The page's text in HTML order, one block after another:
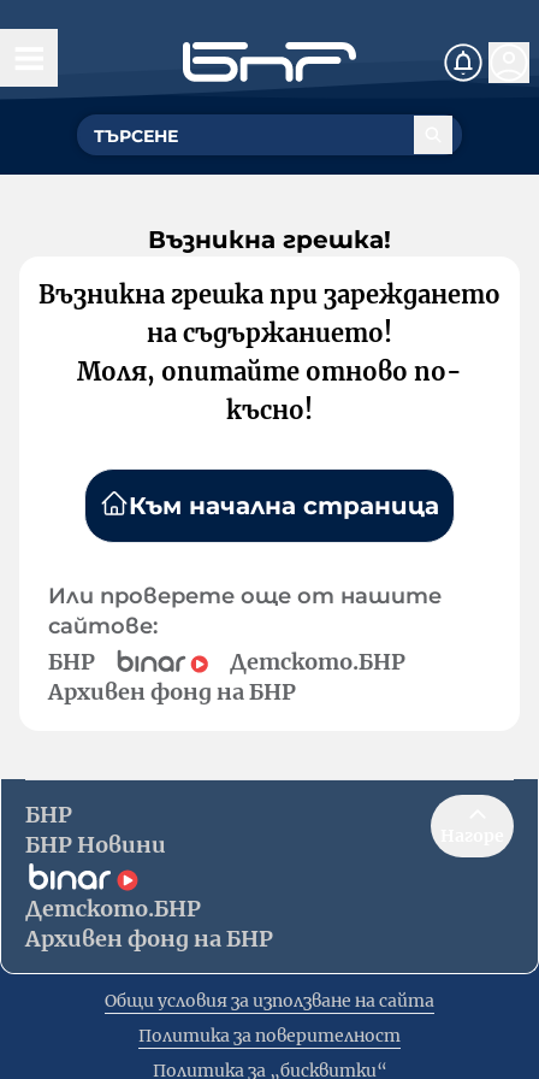
Възникна грешка!
Възникна грешка при зареждането
на съдържанието!
Моля, опитайте отново по-
късно!
Към начална страница
Или проверете още от нашите
сайтове:
БНР
Детското.БНР
Архивен фонд на БНР
БНР
БНР Новини
Детското.БНР
Архивен фонд на БНР
Общи условия за използване на сайта
Политика за поверителност
Политика за „бисквитки“